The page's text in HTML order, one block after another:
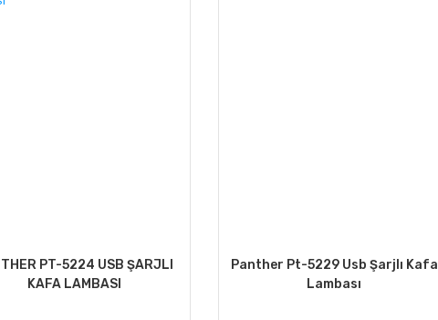
PT-5224 USB ŞARJLI
KAFA LAMBASI
Panther Pt-5229 Usb Şarjlı Kafa
Lambası